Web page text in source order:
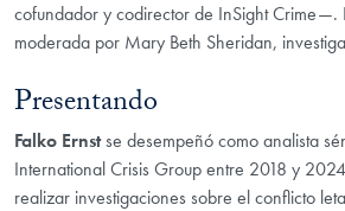
cofundador y codirector de InSight Crime—.
moderada por Mary Beth Sheridan,
Presentando
Falko Ernstse desempeñó como analista
International Crisis Group entre 2018 y
realizar investigaciones sobre el conflicto